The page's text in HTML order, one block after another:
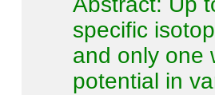
specific
and only one
potential in